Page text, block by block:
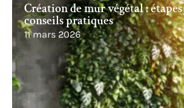
Création de mur végétal :
conseils pratiques
11 mars 2026